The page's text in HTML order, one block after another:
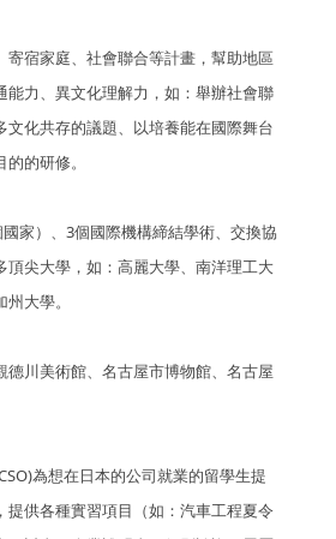
寄宿家庭、社會聯合等計畫，幫助地區
能力、異文化理解力，如：舉辦社會聯
文化共存的議題、以培養能在國際舞台
的研修。
家）、3個國際機構締結學術、交換協
頂尖大學，如：高麗大學、南洋理工大
大學。
德川美術館、名古屋市博物館、名古屋
為想在日本的公司就業的留學生提
提供各種實習項目（如：汽車工程夏令